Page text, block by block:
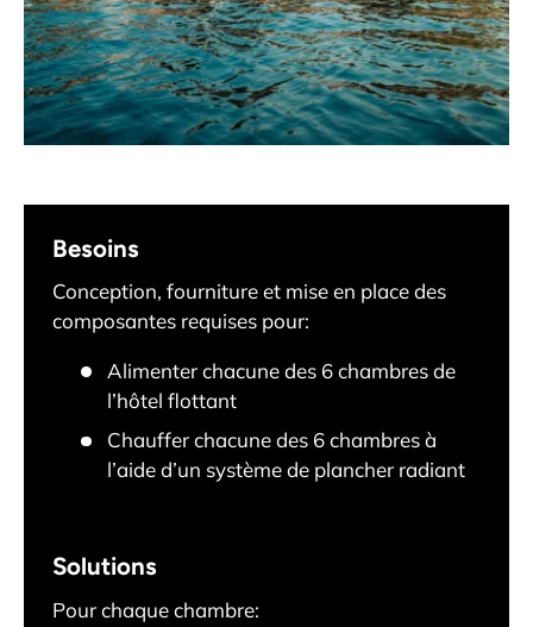
Besoins
Conception, fourniture et mise en place des
composantes requises pour:
Alimenter chacune des 6 chambres de
l’hôtel flottant
Chauffer chacune des 6 chambres à
l’aide d’un système de plancher radiant
Solutions
Pour chaque chambre: